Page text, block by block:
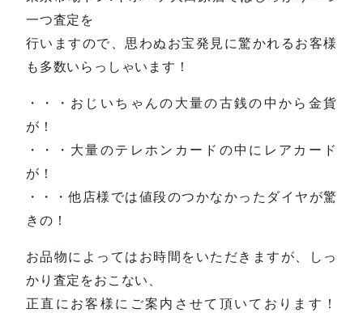
一つ査定を
行いますので、思わぬお宝発見に驚かれるお客様
も多数いらっしゃいます！
・・・おじいちゃんの大量の古銭の中から金貨
が！
・・・大量のテレホンカードの中にレアカード
が！
・・・他店様では値段のつかなかったダイヤが驚
きの！
お品物によってはお時間をいただきますが、しっ
かり査定をおこない、
正直にお客様にご案内させて頂いております！